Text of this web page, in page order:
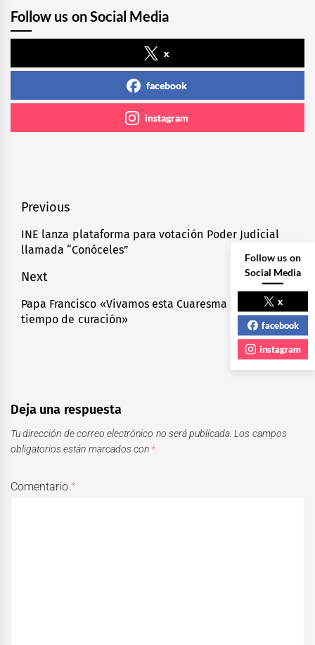
Follow us on Social Media
x
facebook
instagram
Navegación
de
entradas
Previous
Previous
post:
INE lanza plataforma para votación Poder Judicial
llamada “Conóceles”
Next
Next
post:
Papa Francisco «Vivamos esta Cuaresma como un
tiempo de curación»
Deja una respuesta
Tu dirección de correo electrónico no será publicada. Los campos
obligatorios están marcados con *
Comentario*
Follow us on
Social Media
x
facebook
instagram